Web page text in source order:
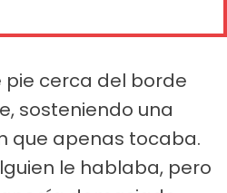
cerca del borde
sosteniendo una
que apenas tocaba.
le hablaba, pero